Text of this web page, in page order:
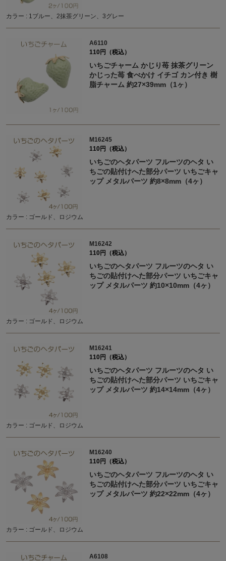
カラー : 1ブルー、2抹茶グリーン、3グレー
A6110
110円（税込）
いちごチャーム かじり苺 抹茶グリーン
かじった苺 食べかけ イチゴ カン付き 樹
脂チャーム 約27×39mm（1ヶ）
M16245
110円（税込）
いちごのヘタパーツ フルーツのヘタ い
ちごの貼付けへた部分パーツ いちごキャ
ップ メタルパーツ 約8×8mm（4ヶ）
カラー : ゴールド、ロジウム
M16242
110円（税込）
いちごのヘタパーツ フルーツのヘタ い
ちごの貼付けへた部分パーツ いちごキャ
ップ メタルパーツ 約10×10mm（4ヶ）
カラー : ゴールド、ロジウム
M16241
110円（税込）
いちごのヘタパーツ フルーツのヘタ い
ちごの貼付けへた部分パーツ いちごキャ
ップ メタルパーツ 約14×14mm（4ヶ）
カラー : ゴールド、ロジウム
M16240
110円（税込）
いちごのヘタパーツ フルーツのヘタ い
ちごの貼付けへた部分パーツ いちごキャ
ップ メタルパーツ 約22×22mm（4ヶ）
カラー : ゴールド、ロジウム
A6108